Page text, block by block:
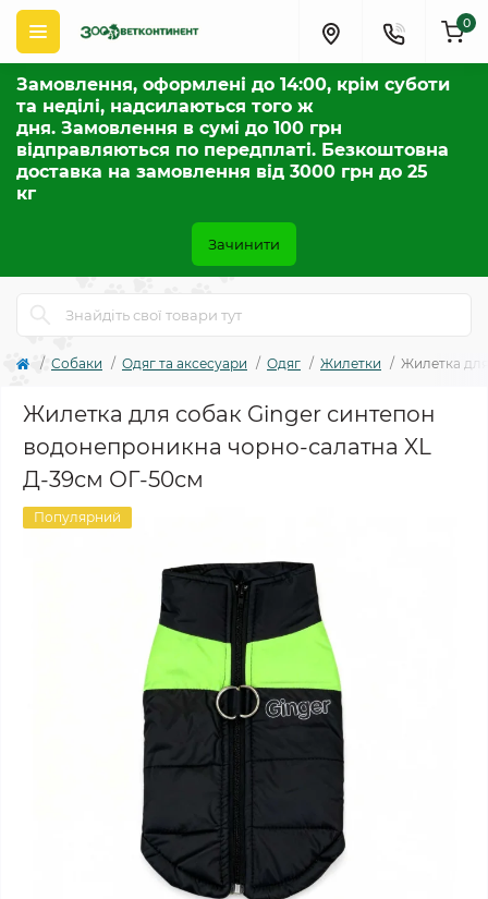
Замовлення, оформлені до 14:00, крім суботи
та неділі, надсилаються того ж
дня. Замовлення в сумі до 100 грн
відправляються по передплаті. Безкоштовна
доставка на замовлення від 3000 грн до 25
кг
Зачинити
0
Собаки Одяг та аксесуари Одяг Жилетки Жилетка
Жилетка для собак Ginger синтепон
водонепроникна чорно-салатна XL
Д-39см ОГ-50см
Популярний